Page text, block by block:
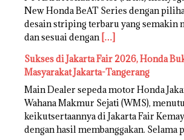
New Honda BeAT Series dengan
desain striping terbaru yang semakin
dan sesuai dengan […]
Sukses di Jakarta Fair 2026, Honda
Masyarakat Jakarta-Tangerang
Main Dealer sepeda motor Honda
Wahana Makmur Sejati (WMS),
keikutsertaannya di Jakarta Fair
dengan hasil membanggakan. Selama